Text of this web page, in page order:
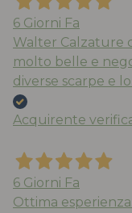
6 Giorni Fa
Walter Calzature
molto belle e
diverse scarpe e
Acquirente
6 Giorni Fa
Ottima